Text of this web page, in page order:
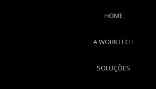
HOME
A WORKTECH
SOLUÇÕES